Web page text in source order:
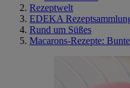
Rezeptwelt
EDEKA
Rund um Süßes
Macarons-Rezepte: